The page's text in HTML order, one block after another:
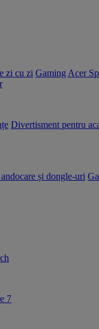
zi cu zi Gaming Acer
Divertisment pentru
și dongle-uri
7